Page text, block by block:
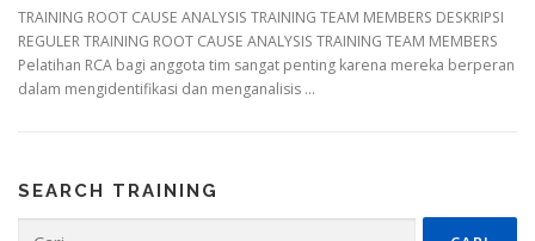
TRAINING ROOT CAUSE ANALYSIS TRAINING TEAM MEMBERS DESKRIPSI
REGULER TRAINING ROOT CAUSE ANALYSIS TRAINING TEAM MEMBERS
Pelatihan RCA bagi anggota tim sangat penting karena mereka berperan
dalam mengidentifikasi dan menganalisis …
SEARCH TRAINING